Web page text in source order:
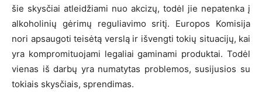
šie skysčiai atleidžiami nuo akcizų, todėl jie nepatenka į
alkoholinių gėrimų reguliavimo sritį. Europos Komisija
nori apsaugoti teisėtą verslą ir išvengti tokių situacijų, kai
yra kompromituojami legaliai gaminami produktai. Todėl
vienas iš darbų yra numatytas problemos, susijusios su
tokiais skysčiais, sprendimas.